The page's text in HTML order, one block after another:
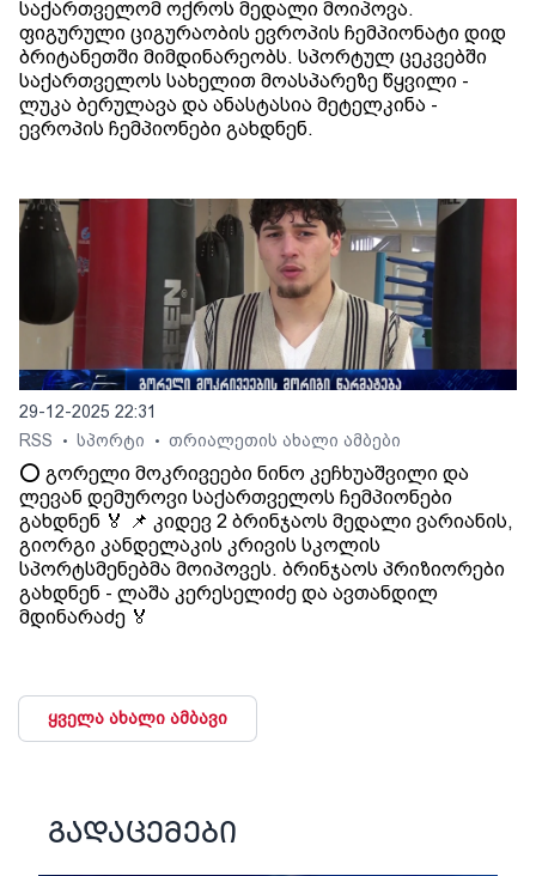
საქართველომ ოქროს მედალი მოიპოვა.
ფიგურული ციგურაობის ევროპის ჩემპიონატი დიდ
ბრიტანეთში მიმდინარეობს. სპორტულ ცეკვებში
საქართველოს სახელით მოასპარეზე წყვილი -
ლუკა ბერულავა და ანასტასია მეტელკინა -
ევროპის ჩემპიონები გახდნენ.
29-12-2025 22:31
RSS
• სპორტი • თრიალეთის ახალი ამბები
⭕️ გორელი მოკრივეები ნინო კეჩხუაშვილი და
ლევან დემუროვი საქართველოს ჩემპიონები
გახდნენ 🏅 📌 კიდევ 2 ბრინჯაოს მედალი ვარიანის,
გიორგი კანდელაკის კრივის სკოლის
სპორტსმენებმა მოიპოვეს. ბრინჯაოს პრიზიორები
გახდნენ - ლაშა კერესელიძე და ავთანდილ
მდინარაძე 🏅
ყველა ახალი ამბავი
გადაცემები